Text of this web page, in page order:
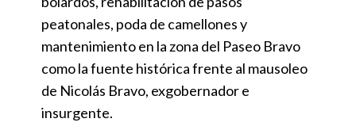
peatonales, poda de camellones y
mantenimiento en la zona del Paseo Bravo
como la fuente histórica frente al mausoleo
de Nicolás Bravo, exgobernador e
insurgente.